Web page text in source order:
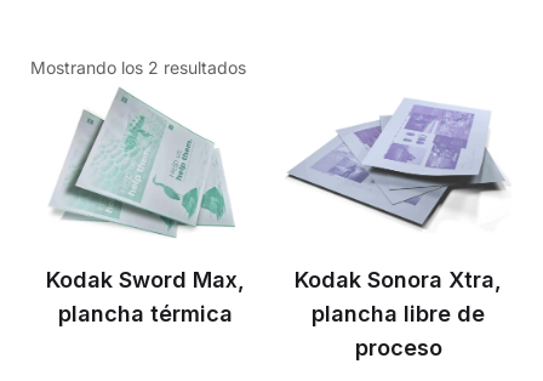
Mostrando los 2 resultados
Kodak Sword Max,
plancha térmica
Kodak Sonora Xtra,
plancha libre de
proceso